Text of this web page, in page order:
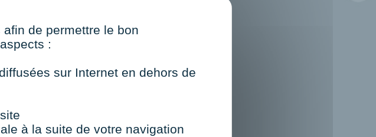
COURTES
de permettre le bon
:
sur Internet en dehors de
à la suite de votre navigation